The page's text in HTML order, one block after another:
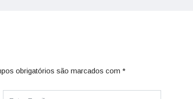
obrigatórios são marcados com *